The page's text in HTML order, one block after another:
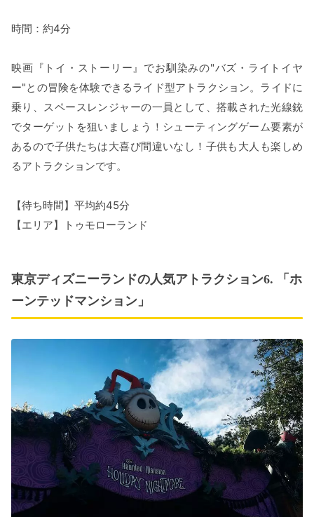
時間：約4分
映画『トイ・ストーリー』でお馴染みの"バズ・ライトイヤ
ー"との冒険を体験できるライド型アトラクション。ライドに
乗り、スペースレンジャーの一員として、搭載された光線銃
でターゲットを狙いましょう！シューティングゲーム要素が
あるので子供たちは大喜び間違いなし！子供も大人も楽しめ
るアトラクションです。
【待ち時間】平均約45分
【エリア】トゥモローランド
東京ディズニーランドの人気アトラクション6. 「ホ
ーンテッドマンション」